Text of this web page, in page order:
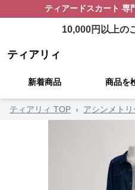
ティアードスカート 専
10,000円以上の
ティアリィ
新着商品 商品を
ティアリィ TOP › アシンメト